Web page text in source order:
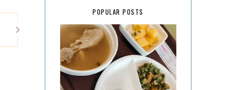
2025134
December15
November
POPULAR POSTS